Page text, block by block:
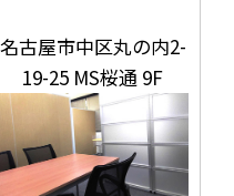
名古屋市中区丸の内2-
19-25 MS桜通 9F